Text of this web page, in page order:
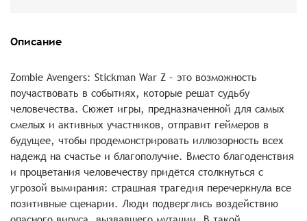
Описание
Zombie Avengers: Stickman War Z – это возможность
поучаствовать в событиях, которые решат судьбу
человечества. Сюжет игры, предназначенной для самых
смелых и активных участников, отправит геймеров в
будущее, чтобы продемонстрировать иллюзорность всех
надежд на счастье и благополучие. Вместо благоденствия
и процветания человечеству придётся столкнуться с
угрозой вымирания: страшная трагедия перечеркнула все
позитивные сценарии. Люди подверглись воздействию